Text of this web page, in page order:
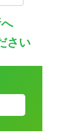
さい